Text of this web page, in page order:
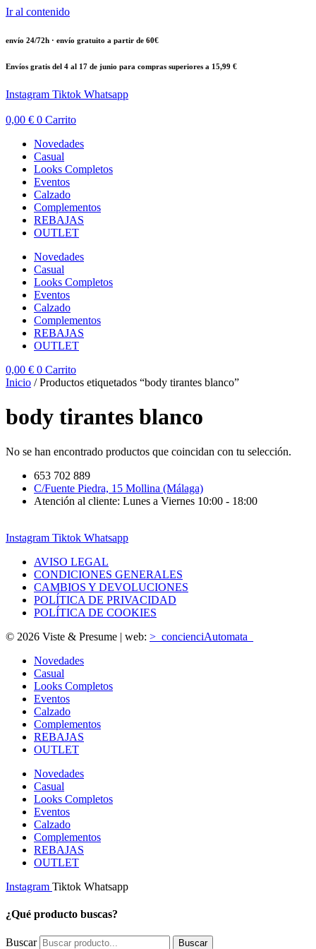
Ir al contenido
envío 24/72h · envío gratuito a partir de 60€
Envíos gratis del 4 al 17 de junio para compras superiores a 15,99 €
Instagram Tiktok Whatsapp
0,00 € 0 Carrito
Novedades
Casual
Looks Completos
Eventos
Calzado
Complementos
REBAJAS
OUTLET
Novedades
Casual
Looks Completos
Eventos
Calzado
Complementos
REBAJAS
OUTLET
0,00 € 0 Carrito
Inicio / Productos etiquetados “body tirantes blanco”
body tirantes blanco
No se han encontrado productos que coincidan con tu selección.
653 702 889
C/Fuente Piedra, 15 Mollina (Málaga)
Atención al cliente: Lunes a Viernes 10:00 - 18:00
Instagram Tiktok Whatsapp
AVISO LEGAL
CONDICIONES GENERALES
CAMBIOS Y DEVOLUCIONES
POLÍTICA DE PRIVACIDAD
POLÍTICA DE COOKIES
© 2026 Viste & Presume | web: >_concienciAutomata_
Novedades
Casual
Looks Completos
Eventos
Calzado
Complementos
REBAJAS
OUTLET
Novedades
Casual
Looks Completos
Eventos
Calzado
Complementos
REBAJAS
OUTLET
Instagram Tiktok Whatsapp
¿Qué producto buscas?
Buscar Buscar